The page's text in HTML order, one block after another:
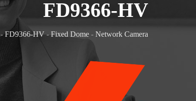
FD9366-HV
FD9366-HV-Fixed Dome - Network Camera
-